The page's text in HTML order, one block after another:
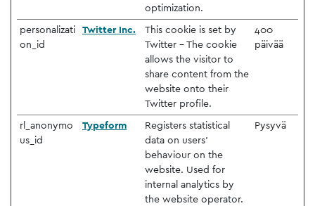
optimization.
personalizati
on_id
Twitter Inc.
This cookie is set by
Twitter - The cookie
allows the visitor to
share content from the
website onto their
Twitter profile.
400
päivää
rl_anonymo
us_id
Typeform
Registers statistical
data on users'
behaviour on the
website. Used for
internal analytics by
the website operator.
Pysyvä